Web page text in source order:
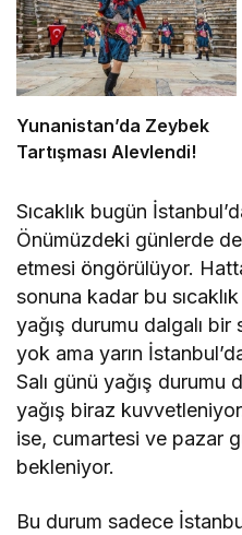
Yunanistan’da Zeybek
Tartışması Alevlendi!
Sıcaklık bugün
Önümüzdeki günlerde de
etmesi öngörülüyor.
sonuna kadar bu
yağış durumu dalgalı
yok ama yarın
Salı günü yağış durumu
yağış biraz
ise, cumartesi ve pazar
bekleniyor.
Bu durum sadece